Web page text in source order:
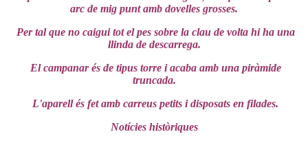
arc de mig punt amb dovelles grosses.
Per tal que no caigui tot el pes sobre la clau de volta hi ha una
llinda de descarrega.
El campanar és de tipus torre i acaba amb una piràmide
truncada.
L'aparell és fet amb carreus petits i disposats en filades.
Notícies històriques